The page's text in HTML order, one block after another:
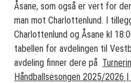
Åsane, som også er vert for
man mot Charlottenlund. I
Charlottenlund og Åsane kl
tabellen for avdelingen til
avdeling finner dere på
Håndballsesongen 2025/2026 |